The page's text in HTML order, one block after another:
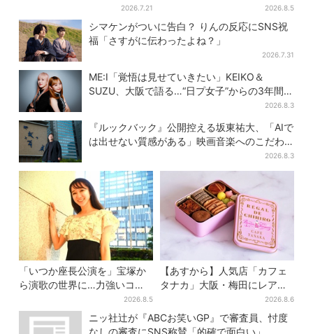
ーティスト発表…芸人も続々
追加
2026.7.21
公・仲野太賀も、モブキャラ
→覚醒へ【豊臣兄弟】
2026.8.5
シマケンがついに告白？ りんの反応にSNS祝
福「さすがに伝わったよね？」
2026.7.31
ME:I「覚悟は見せていきたい」KEIKO＆
SUZU、大阪で語る…“日プ女子”からの3年間
2026.8.3
『ルックバック』公開控える坂東祐大、「AIで
は出せない質感がある」映画音楽へのこだわ
2026.8.3
「いつか座長公演を」宝塚か
ら演歌の世界に…力強いコブ
シで聴かせる有沙瞳の目指す
道とは
2026.8.5
【あすから】人気店「カフェ
タナカ」大阪・梅田にレア商
品集結…本店人気パン＆限定
クッキー缶も！ 7日間の夏イ
ベント
2026.8.6
ニッ社辻が『ABCお笑いGP』で審査員、忖度
なしの審査にSNS称賛「的確で面白い」